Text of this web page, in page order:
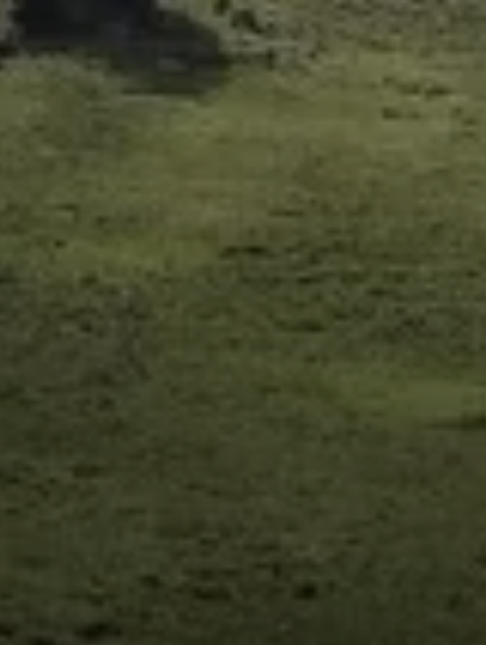
© DAV Sektion Rosenheim - Christian Berghofer